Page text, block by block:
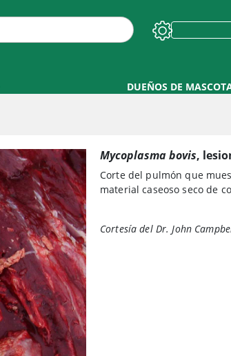
DUEÑOS DE
Mycoplasma bovis,
Corte del pulmón que
material caseoso seco de
Cortesía del Dr. John